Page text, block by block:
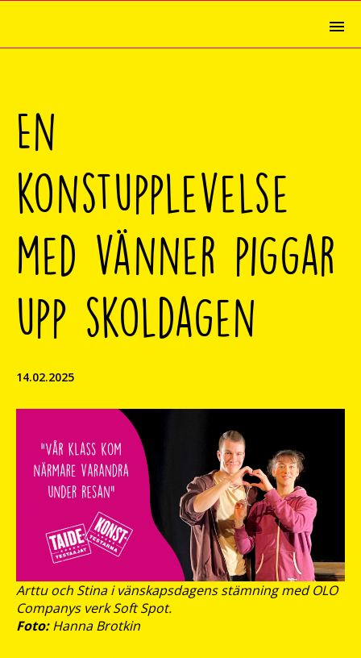
En
konstupplevelse
med vänner piggar
upp skoldagen
14.02.2025
Arttu och Stina i vänskapsdagens stämning med OLO
Companys verk Soft Spot.
Foto:Hanna Brotkin